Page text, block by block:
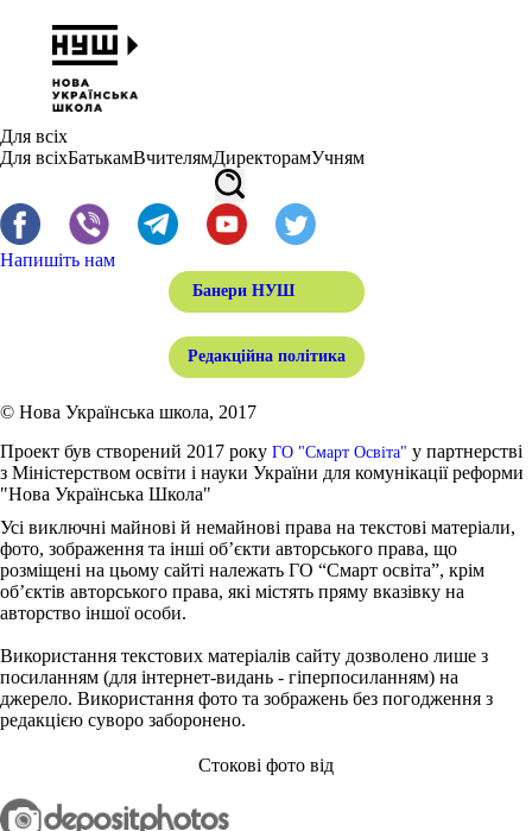
Для всіх
Для всіхБатькамВчителямДиректорамУчням
Напишіть нам
Банери НУШ
Редакційна політика
© Нова Українська школа, 2017
Проект був створений 2017 року ГО "Смарт Освіта" у партнерстві
з Міністерством освіти і науки України для комунікації реформи
"Нова Українська Школа"
Усі виключні майнові й немайнові права на текстові матеріали,
фото, зображення та інші об’єкти авторського права, що
розміщені на цьому сайті належать ГО “Смарт освіта”, крім
об’єктів авторського права, які містять пряму вказівку на
авторство іншої особи.
Використання текстових матеріалів сайту дозволено лише з
посиланням (для інтернет-видань - гіперпосиланням) на
джерело. Використання фото та зображень без погодження з
редакцією суворо заборонено.
Стокові фото від